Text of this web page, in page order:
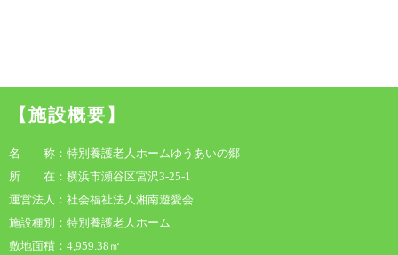
【施設概要】
名 称：特別養護老人ホームゆうあいの郷
所 在：横浜市瀬谷区宮沢3-25-1
運営法人：社会福祉法人湘南遊愛会
施設種別：特別養護老人ホーム
敷地面積：4,959.38㎡